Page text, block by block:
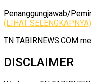
Penanggungjawab/
(LIHAT SELENGKAPNYA)
TN TABIRNEWS.COM
DISCLAIMER